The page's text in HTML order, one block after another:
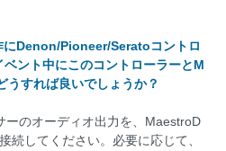
にDenon/Pioneer/Seratoコントロ
ント中にこのコントローラーとM
すれば良いでしょうか？
ーのオーディオ出力を、MaestroD
続してください。必要に応じて、